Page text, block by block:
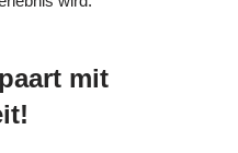
mit